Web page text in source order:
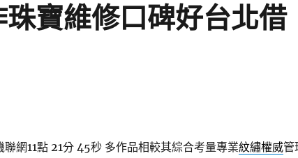
寶維修口碑好台北借
網11點 21分 45秒多作品相較其綜合考量專業紋繡權威管